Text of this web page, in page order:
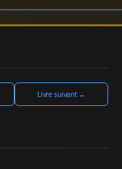
Livre suivant →